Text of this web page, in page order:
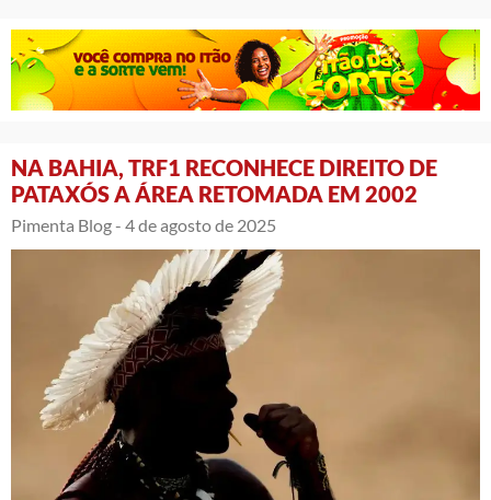
NA BAHIA, TRF1 RECONHECE DIREITO DE
PATAXÓS A ÁREA RETOMADA EM 2002
Pimenta Blog - 4 de agosto de 2025